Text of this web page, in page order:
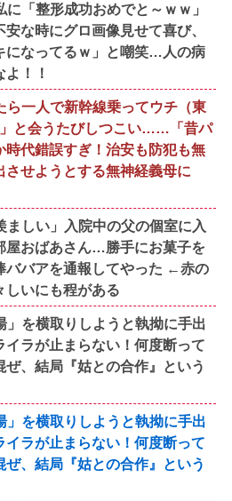
「整形成功おめでと～ｗｗ」
な時にグロ画像見せて喜び、
になってるｗ」と嘲笑…人の病
！！
ら一人で新幹線乗ってウチ（東
と会うたびしつこい……「昔パ
時代錯誤すぎ！治安も防犯も無
せようとする無神経義母に
ましい」入院中の父の個室に入
屋おばあさん…勝手にお菓子を
ババアを通報してやった ←赤の
しいにも程がある
」を横取りしようと執拗に手出
イラが止まらない！何度断って
ぜ、結局『姑との合作』という
」を横取りしようと執拗に手出
イラが止まらない！何度断って
ぜ、結局『姑との合作』という